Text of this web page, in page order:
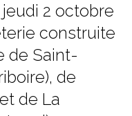
2 octobre
construite
de Saint-
de
de La